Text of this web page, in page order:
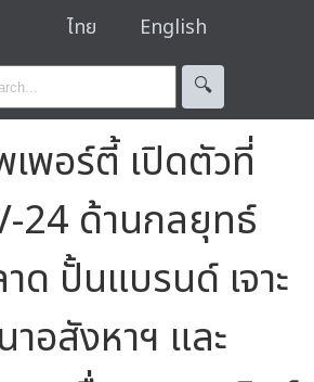
ไทย English
🔍︎
พอร์ตี้ เปิดตัวที่
24 ด้านกลยุทธ์
ด ปั้นแบรนด์ เจาะ
อสังหาฯ และ